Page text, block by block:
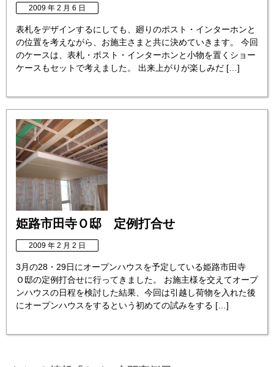
2009 年 2 月 6 日
表札をデザインするにしても、廻りのポスト・インターホンと
の位置を考えながら、お施主さまと共に決めていきます。 今回
のケースは、表札・ポスト・インターホンと小物を置くショー
ケースもセットで考えました。 出来上がりが楽しみだ […]
姫路市田寺Ｏ邸 定例打合せ
2009 年 2 月 2 日
3月の28・29日にオープンハウスを予定している姫路市田寺
Ｏ邸の定例打合せに行ってきました。 お施主様を交えてオープ
ンハウスの日程を検討した結果、今回は引越し荷物を入れた後
にオープンハウスをするという初めての試みをする […]